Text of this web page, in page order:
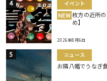
イベント
NEW 枚方の近所
め】
2026年8月6日
ニュース
お隣八幡でうなぎ